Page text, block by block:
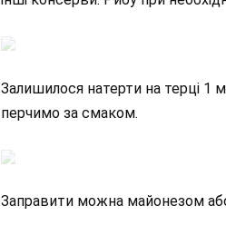
Залишилося натерти на терці 1
перчимо за смаком.
Заправити можна майонезом або